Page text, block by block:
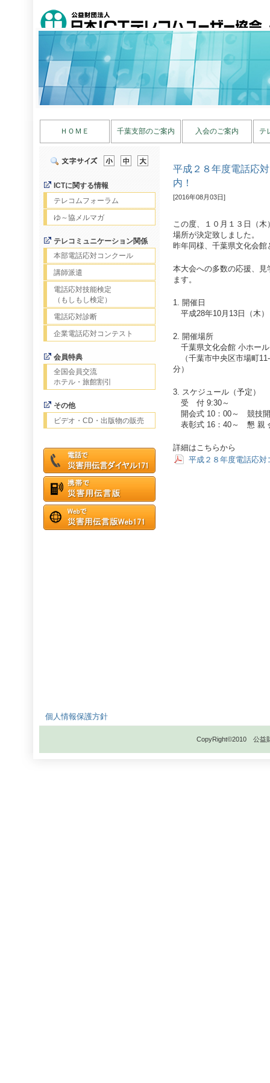
ＨＯＭＥ 千葉支部のご案内 入会のご案内 テ
ICTに関する情報
テレコムフォーラム
ゆ～協メルマガ
テレコミュニケーション関係
本部電話応対コンクール
講師派遣
電話応対技能検定
（もしもし検定）
電話応対診断
企業電話応対コンテスト
会員特典
全国会員交流
ホテル・旅館割引
その他
ビデオ・CD・出版物の販売
平成２８年度電話応
内！
[2016年08月03日]
この度、１０月１３日（
場所が決定致しました。
昨年同様、千葉県文化会館
本大会への多数の応援、
ます。
1. 開催日
平成28年10月13日（木
2. 開催場所
千葉県文化会館 小ホール
（千葉市中央区市場町
分）
3. スケジュール（予定）
受 付 9:30～
開会式 10：00～ 競技開
表彰式 16：40～ 懇 親
詳細はこちらから
平成２８年度電話応
個人情報保護方針
CopyRight©2010 公益